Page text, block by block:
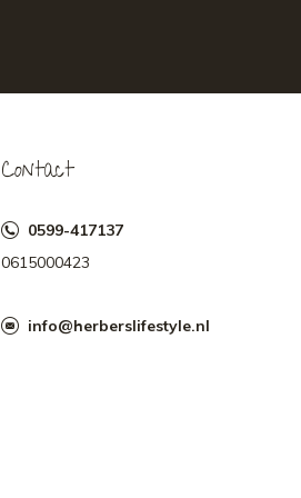
Contact
0599-417137
0615000423
info@herberslifestyle.nl